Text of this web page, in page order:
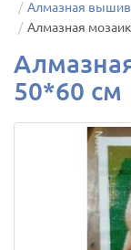
Алмазная
Алмазная
50*60 см